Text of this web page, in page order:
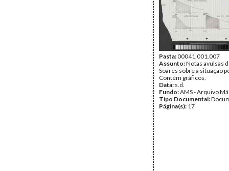
Pasta:00041.001.007
Assunto:Notas avulsas
Soares sobre a situação
Contém gráficos.
Data: s.d.
Fundo:AMS - Arquivo
Tipo Documental:
Página(s): 17